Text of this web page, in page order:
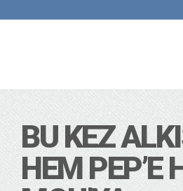
BU KEZ
HEM PEP’E